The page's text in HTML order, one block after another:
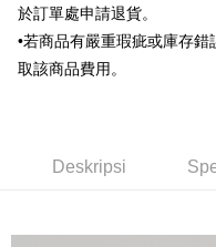
Yuanta Commercial Bank
Bank Komersial E.SUN
Bank Antarabangsa
Bank Antarabangsa Taishin
Syarikat Kad Kredit Rakuten
Taiwan
AFTEE
Deskripsi
Pertama, Mengenai
dihantar ke alamat yang
Pemindahan ATM
新竹物流宅配
於訂單處申請退貨。
•若商品有嚴重瑕疵或庫存
取該商品費用。
Deskripsi